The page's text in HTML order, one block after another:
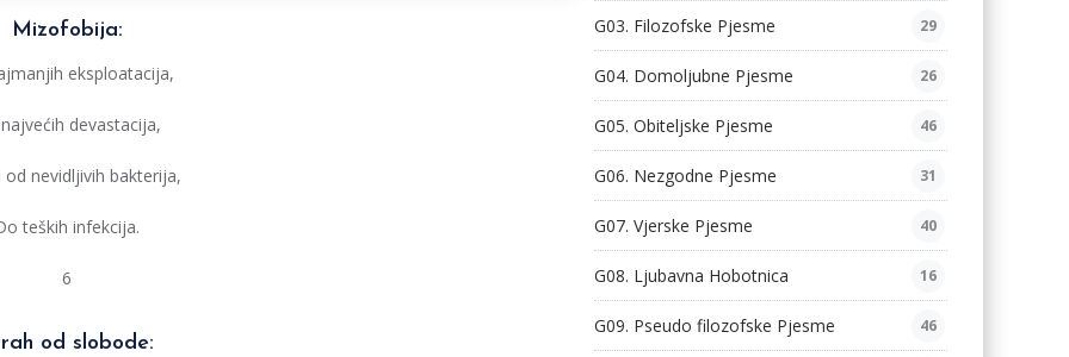
Mizofobija:
eksploatacija,
devastacija,
od nevidljivih bakterija,
teških infekcija.
6
od slobode:
G03. Filozofske Pjesme 29
G04. Domoljubne Pjesme 26
G05. Obiteljske Pjesme 46
G06. Nezgodne Pjesme 31
G07. Vjerske Pjesme 40
G08. Ljubavna Hobotnica 16
G09. Pseudo filozofske Pjesme 46